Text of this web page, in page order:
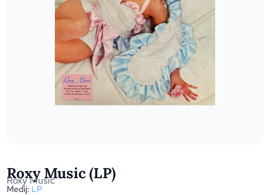
Roxy Music (LP)
Roxy Music
Medij: LP